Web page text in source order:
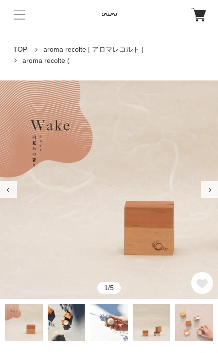
TOP
aroma recolte [ アロマレコルト ]
aroma recolte (
1/5